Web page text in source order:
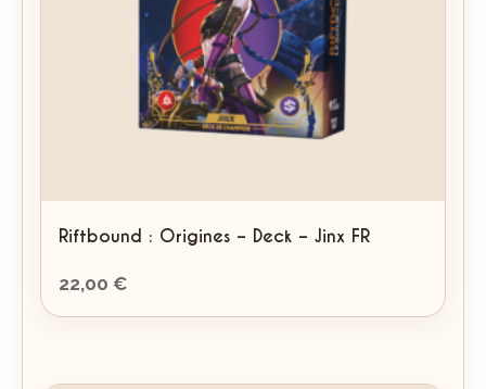
Riftbound : Origines – Deck – Jinx FR
22,00 €